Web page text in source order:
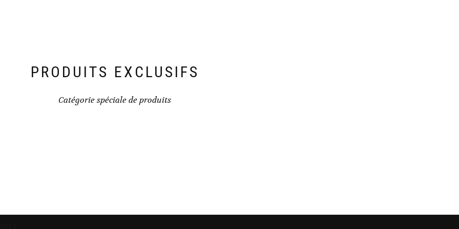
PRODUITS EXCLUSIFS
Catégorie spéciale de produits